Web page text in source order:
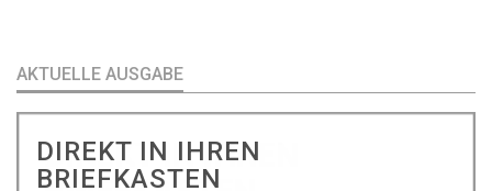
AKTUELLE AUSGABE
DIREKT IN IHREN
BRIEFKASTEN